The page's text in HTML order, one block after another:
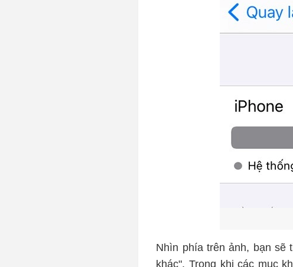
Nhìn phía trên ảnh, bạn sẽ
khác". Trong khi các mục